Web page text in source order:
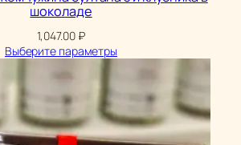
шоколаде
1,047.00 ₽
Выберите параметры